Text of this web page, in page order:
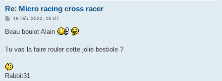
Re: Micro racing cross racer
M
s
s
g
e
18 Déc 2022, 16:07
Beau boulot Alain
Tu vas la faire rouler cette jolie bestiole ?
Rabbit31